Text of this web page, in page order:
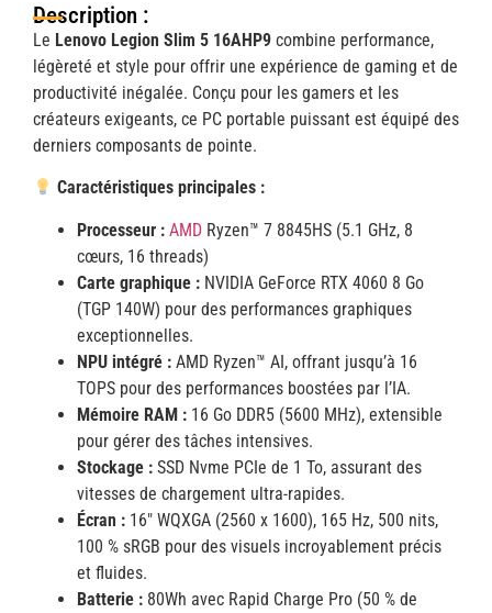
Description :
Le Lenovo Legion Slim 5 16AHP9 combine performance,
légèreté et style pour offrir une expérience de gaming et de
productivité inégalée. Conçu pour les gamers et les
créateurs exigeants, ce PC portable puissant est équipé des
derniers composants de pointe.
Caractéristiques principales :
Processeur : AMD Ryzen™ 7 8845HS (5.1 GHz, 8
cœurs, 16 threads)
Carte graphique : NVIDIA GeForce RTX 4060 8 Go
(TGP 140W) pour des performances graphiques
exceptionnelles.
NPU intégré : AMD Ryzen™ AI, offrant jusqu’à 16
TOPS pour des performances boostées par l’IA.
Mémoire RAM : 16 Go DDR5 (5600 MHz), extensible
pour gérer des tâches intensives.
Stockage : SSD Nvme PCIe de 1 To, assurant des
vitesses de chargement ultra-rapides.
Écran : 16″ WQXGA (2560 x 1600), 165 Hz, 500 nits,
100 % sRGB pour des visuels incroyablement précis
et fluides.
Batterie : 80Wh avec Rapid Charge Pro (50 % de